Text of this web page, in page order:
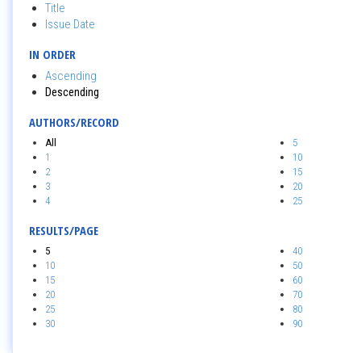
Title
Issue Date
IN ORDER
Ascending
Descending
AUTHORS/RECORD
All
1
2
3
4
5
10
15
20
25
RESULTS/PAGE
5
10
15
20
25
30
40
50
60
70
80
90